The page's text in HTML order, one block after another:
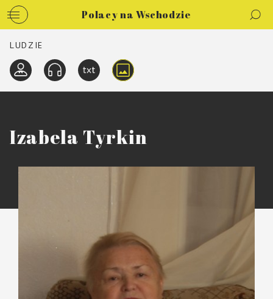
Polacy na Wschodzie
LUDZIE
Izabela Tyrkin